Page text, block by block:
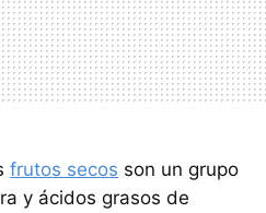
frutos secos son un grupo
y ácidos grasos de